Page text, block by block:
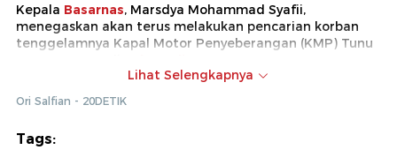
Kepala Basarnas, Marsdya Mohammad Syafii,
menegaskan akan terus melakukan pencarian korban
tenggelamnya Kapal Motor Penyeberangan (KMP) Tunu
kini, 9 orang dilaporkan meninggal, sementara 27 orang
Lihat Selengkapnya
Ori Salfian - 20DETIK
Tags: